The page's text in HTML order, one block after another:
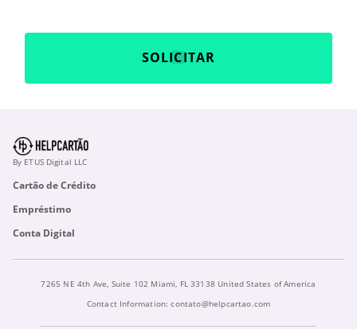
SOLICITAR
By ETUS Digital LLC
Cartão de Crédito
Empréstimo
Conta Digital
7265 NE 4th Ave, Suite 102 Miami, FL 33138 United States of America
Contact Information:contato@helpcartao.com